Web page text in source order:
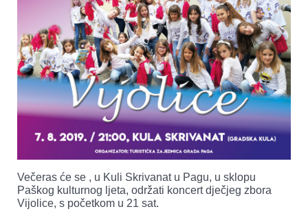
Večeras će se , u Kuli Skrivanat u Pagu, u sklopu
Paškog kulturnog ljeta, održati koncert dječjeg zbora
Vijolice, s početkom u 21 sat.